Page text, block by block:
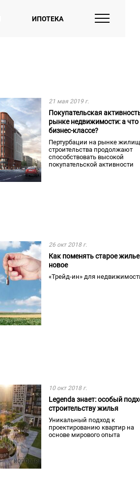
ИПОТЕКА
21 мая 2019 г.
Покупательская
рынке недвижимости: а что
бизнес-классе?
Пертурбации на рынке
строительства продолжают
способствовать высокой
покупательской активности
26 окт 2018 г.
Как поменять старое
новое
«Трейд-ин» для
10 окт 2018 г.
Legenda знает: особый
строительству жилья
Уникальный подход к
проектированию квартир на
основе мирового опыта